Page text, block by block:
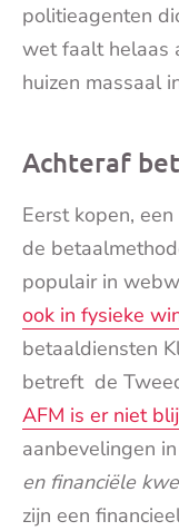
politieagenten
wet faalt helaas
huizen massaal
Achteraf
Eerst kopen,
de
populair in
ook in fysieke
betaaldiensten
betreft de
AFM is er niet
aanbevelingen
en financiële
zijn een